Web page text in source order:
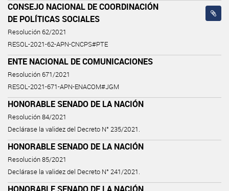
CONSEJO NACIONAL DE COORDINACIÓN
DE POLÍTICAS SOCIALES
Resolución 62/2021
RESOL-2021-62-APN-CNCPS#PTE
ENTE NACIONAL DE COMUNICACIONES
Resolución 671/2021
RESOL-2021-671-APN-ENACOM#JGM
HONORABLE SENADO DE LA NACIÓN
Resolución 84/2021
Declárase la validez del Decreto N° 235/2021.
HONORABLE SENADO DE LA NACIÓN
Resolución 85/2021
Declárase la validez del Decreto N° 241/2021.